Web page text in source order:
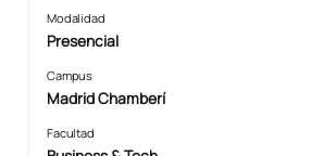
Modalidad
Presencial
Campus
Madrid Chamberí
Facultad